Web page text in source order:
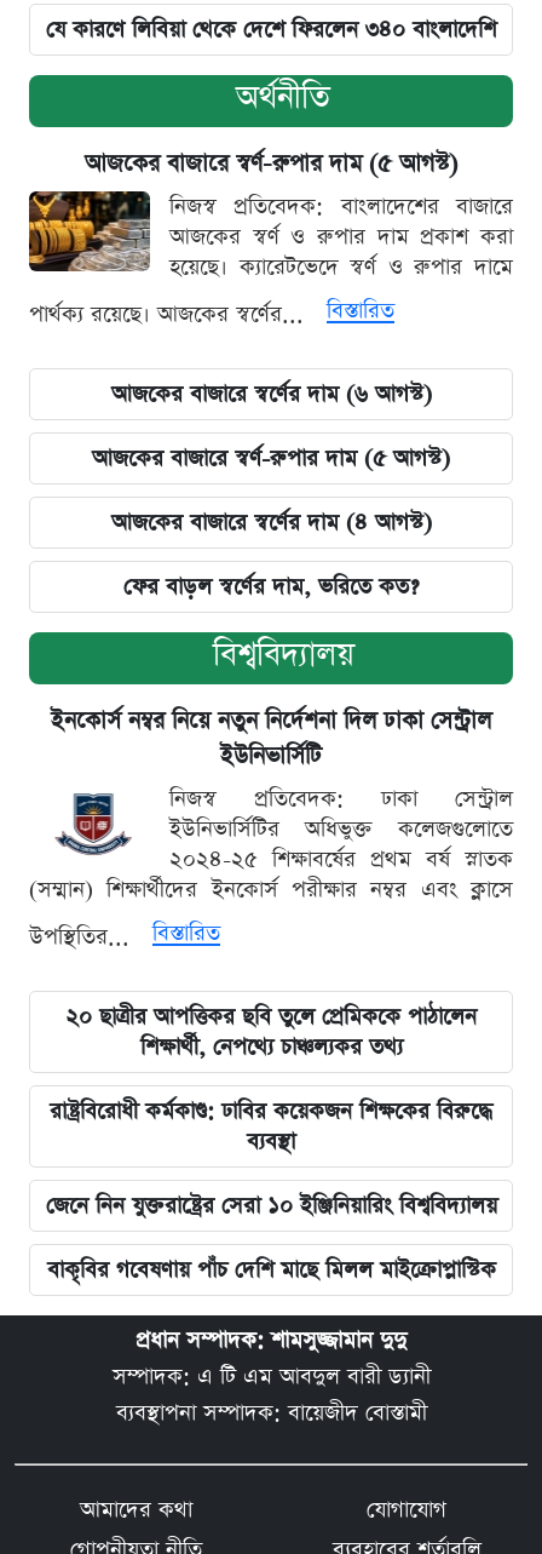
যে কারণে লিবিয়া থেকে দেশে ফিরলেন ৩৪০ বাংলাদেশি
অর্থনীতি
আজকের বাজারে স্বর্ণ-রুপার দাম (৫ আগস্ট)
নিজস্ব প্রতিবেদক: বাংলাদেশের বাজারে
আজকের স্বর্ণ ও রুপার দাম প্রকাশ করা
হয়েছে। ক্যারেটভেদে স্বর্ণ ও রুপার দামে
পার্থক্য রয়েছে। আজকের স্বর্ণের...
বিস্তারিত
আজকের বাজারে স্বর্ণের দাম (৬ আগস্ট)
আজকের বাজারে স্বর্ণ-রুপার দাম (৫ আগস্ট)
আজকের বাজারে স্বর্ণের দাম (৪ আগস্ট)
ফের বাড়ল স্বর্ণের দাম, ভরিতে কত?
বিশ্ববিদ্যালয়
ইনকোর্স নম্বর নিয়ে নতুন নির্দেশনা দিল ঢাকা সেন্ট্রাল
ইউনিভার্সিটি
নিজস্ব প্রতিবেদক: ঢাকা সেন্ট্রাল
ইউনিভার্সিটির অধিভুক্ত কলেজগুলোতে
২০২৪-২৫ শিক্ষাবর্ষের প্রথম বর্ষ স্নাতক
(সম্মান) শিক্ষার্থীদের ইনকোর্স পরীক্ষার নম্বর এবং ক্লাসে
উপস্থিতির...
বিস্তারিত
২০ ছাত্রীর আপত্তিকর ছবি তুলে প্রেমিককে পাঠালেন
শিক্ষার্থী, নেপথ্যে চাঞ্চল্যকর তথ্য
রাষ্ট্রবিরোধী কর্মকাণ্ড: ঢাবির কয়েকজন শিক্ষকের বিরুদ্ধে
ব্যবস্থা
জেনে নিন যুক্তরাষ্ট্রের সেরা ১০ ইঞ্জিনিয়ারিং বিশ্ববিদ্যালয়
বাকৃবির গবেষণায় পাঁচ দেশি মাছে মিলল মাইক্রোপ্লাস্টিক
প্রধান সম্পাদক: শামসুজ্জামান দুদু
সম্পাদক: এ টি এম আবদুল বারী ড্যানী
ব্যবস্থাপনা সম্পাদক: বায়েজীদ বোস্তামী
আমাদের কথা
যোগাযোগ